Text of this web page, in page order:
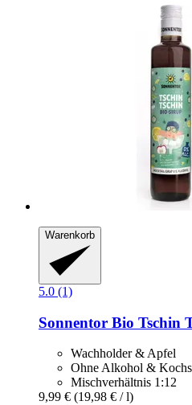
Warenkorb
5.0 (1)
Sonnentor Bio Tschin
Wachholder & Apfel
Ohne Alkohol &
Mischverhältnis 1:12
9,99 € (19,98 € / l)